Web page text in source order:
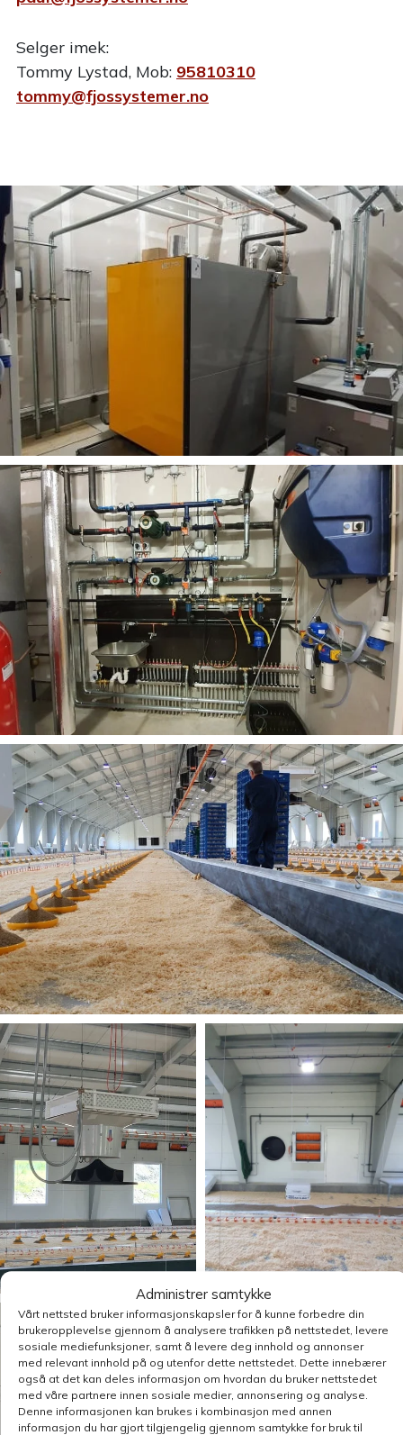
Administrer samtykke
Vårt nettsted bruker informasjonskapsler for å kunne forbedre din
brukeropplevelse gjennom å analysere trafikken på nettstedet, levere
sosiale mediefunksjoner, samt å levere deg innhold og annonser
med relevant innhold på og utenfor dette nettstedet. Dette innebærer
også at det kan deles informasjon om hvordan du bruker nettstedet
med våre partnere innen sosiale medier, annonsering og analyse.
Denne informasjonen kan brukes i kombinasjon med annen
informasjon du har gjort tilgjengelig gjennom samtykke for bruk til
Selger imek:
Tommy Lystad, Mob: 95810310
tommy@fjossystemer.no